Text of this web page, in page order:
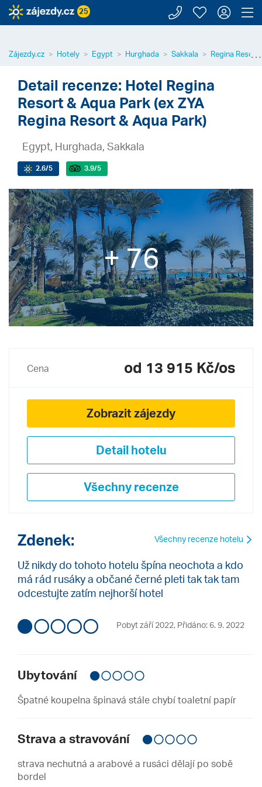
25 Zavolejte
Moje
⋯
Zájezdy.cz Hotely Egypt Hurghada Sakkala Regina Resort
Detail recenze: Hotel Regina
Resort & Aqua Park (ex ZYA
Regina Resort & Aqua Park)
Egypt, Hurghada, Sakkala
2.6/5 3.9/5
+ 76
Cena od 13 915 Kč/os
Zobrazit zájezdy
Detail hotelu
Všechny recenze
Všechny recenze hotelu
Zdenek:
Už nikdy do tohoto hotelu špína neochota a kdo
má rád rusáky a občané černé pleti tak tak tam
odcestujte zatím nejhorší hotel
Pobyt září 2022, Přidáno: 6. 9. 2022
Ubytování
Špatné koupelna špinavá stále chybí toaletní papír
Strava a stravování
strava nechutná a arabové a rusáci dělají po sobě
bordel